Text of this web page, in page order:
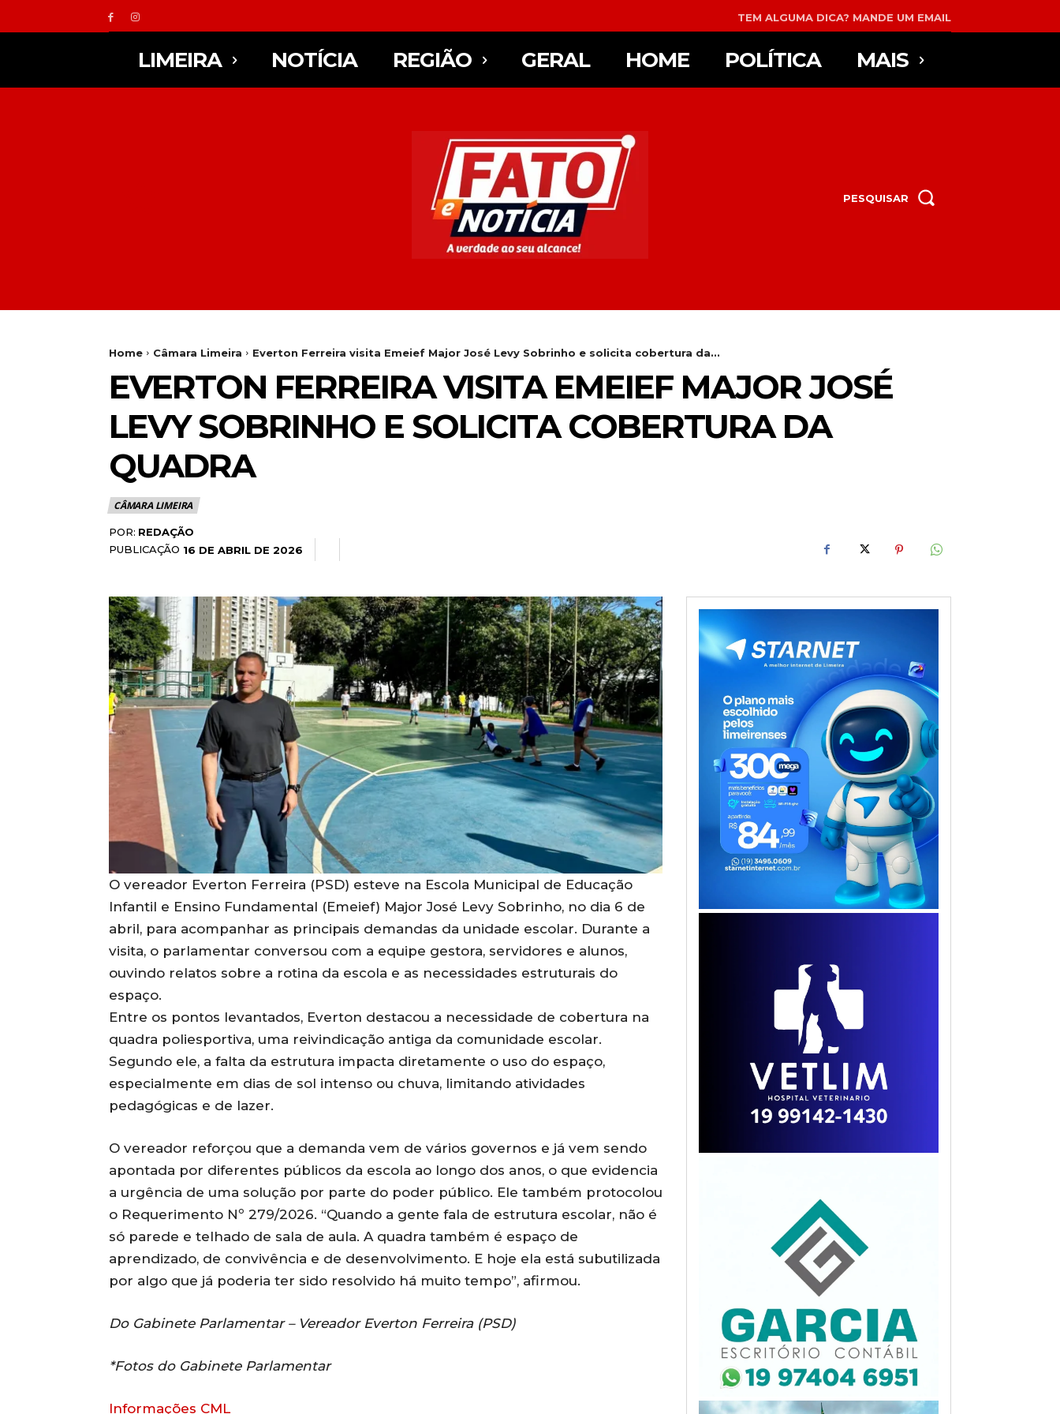
TEM ALGUMA DICA? MANDE UM EMAIL
LIMEIRA NOTÍCIA REGIÃO GERAL HOME POLÍTICA MAIS
PESQUISAR
Home Câmara Limeira Everton Ferreira visita Emeief Major José Levy Sobrinho e solicita cobertura da...
EVERTON FERREIRA VISITA EMEIEF MAJOR JOSÉ
LEVY SOBRINHO E SOLICITA COBERTURA DA
QUADRA
CÂMARA LIMEIRA
POR: REDAÇÃO
PUBLICAÇÃO 16 DE ABRIL DE 2026
O vereador Everton Ferreira (PSD) esteve na Escola Municipal de Educação
Infantil e Ensino Fundamental (Emeief) Major José Levy Sobrinho, no dia 6 de
abril, para acompanhar as principais demandas da unidade escolar. Durante a
visita, o parlamentar conversou com a equipe gestora, servidores e alunos,
ouvindo relatos sobre a rotina da escola e as necessidades estruturais do
espaço.
Entre os pontos levantados, Everton destacou a necessidade de cobertura na
quadra poliesportiva, uma reivindicação antiga da comunidade escolar.
Segundo ele, a falta da estrutura impacta diretamente o uso do espaço,
especialmente em dias de sol intenso ou chuva, limitando atividades
pedagógicas e de lazer.
O vereador reforçou que a demanda vem de vários governos e já vem sendo
apontada por diferentes públicos da escola ao longo dos anos, o que evidencia
a urgência de uma solução por parte do poder público. Ele também protocolou
o Requerimento Nº 279/2026. “Quando a gente fala de estrutura escolar, não é
só parede e telhado de sala de aula. A quadra também é espaço de
aprendizado, de convivência e de desenvolvimento. E hoje ela está subutilizada
por algo que já poderia ter sido resolvido há muito tempo”, afirmou.
Do Gabinete Parlamentar – Vereador Everton Ferreira (PSD)
*Fotos do Gabinete Parlamentar
Informações CML